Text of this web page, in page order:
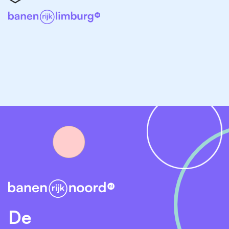
stellen. Tegelijkertijd vind je het geen probleem om
hulp te vragen en werk je graag samen met collega-
psycholoog of orthopedagoog-generalist
Affiniteit met de gehandicaptenzorg en psychiatrie
Een diagnostiekaantekening is een pre, evenals
kennis van en ervaring met de Triple-C-methodiek
Wat krijg je van ons?
Een functie met een breed takenpakket en
De